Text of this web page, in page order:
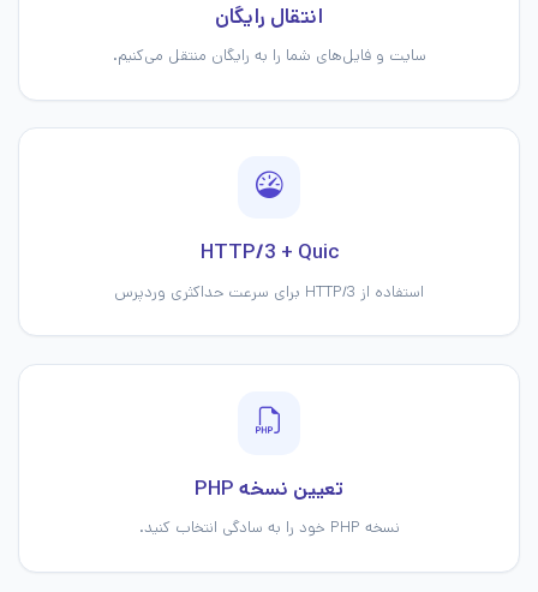
انتقال رایگان
سایت و فایل‌های شما را به رایگان منتقل می‌کنیم.
HTTP/3 + Quic
استفاده از HTTP/3 برای سرعت حداکثری وردپرس
تعیین نسخه PHP
نسخه PHP خود را به سادگی انتخاب کنید.